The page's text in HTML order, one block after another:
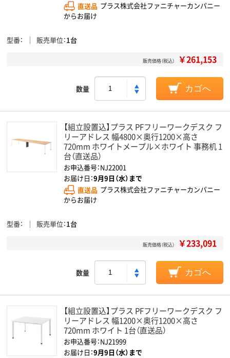
直送品 プラス株式会社ファニチャーカンパニー
からお届け
型番 販売単位 1台
販売価格（税込） ￥261,153
数量 カゴへ
【組立設置込】プラス PFフリーワークデスク フ
リーアドレス 幅4800×奥行1200×高さ
720mm ホワイトメープル×ホワイト 事務机 1
台（直送品）
お申込番号：NJ22001
お届け日：9月9日（水）まで
直送品 プラス株式会社ファニチャーカンパニー
からお届け
型番 販売単位 1台
販売価格（税込） ￥233,091
数量 カゴへ
【組立設置込】プラス PFフリーワークデスク フ
リーアドレス 幅1200×奥行1200×高さ
720mm ホワイト 1台（直送品）
お申込番号：NJ21999
お届け日：9月9日（水）まで